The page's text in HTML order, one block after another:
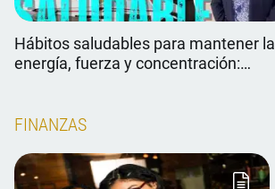
Hábitos saludables para mantener la
energía, fuerza y concentración:
FINANZAS